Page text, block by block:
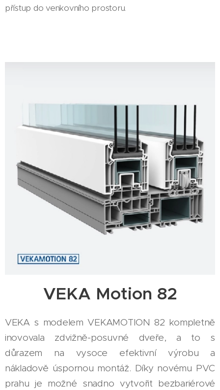
přístup do venkovního prostoru.
VEKA Motion 82
VEKA s modelem VEKAMOTION 82 kompletně
inovovala zdvižně-posuvné dveře, a to s
důrazem na vysoce efektivní výrobu a
nákladově úspornou montáž. Díky novému PVC
prahu je možné snadno vytvořit bezbariérové